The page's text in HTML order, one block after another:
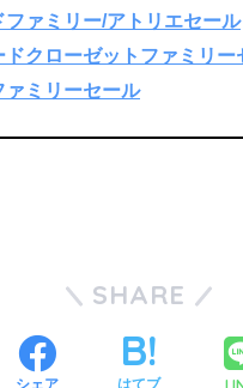
ファミリー/アトリエセール
ドクローゼットファミリー
ァミリーセール
SHARE